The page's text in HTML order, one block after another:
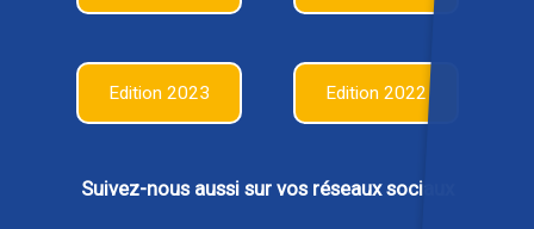
Edition 2023 Edition 2022
Suivez-nous aussi sur vos réseaux sociaux